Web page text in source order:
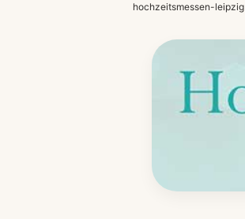
hochzeitsmessen-leipzig